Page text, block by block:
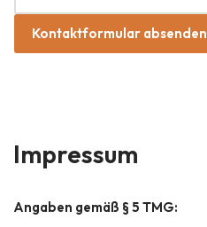
Kontaktformular absenden
Impressum
Angaben gemäß § 5 TMG: